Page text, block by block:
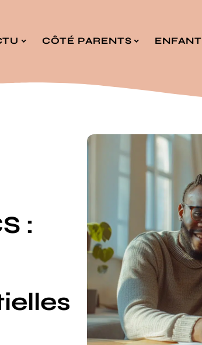
CÔTÉ PARENTS ENFANT
: